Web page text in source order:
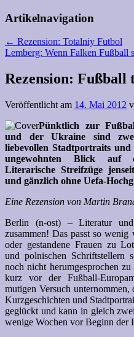
Artikelnavigation
← Rezension: Totalniy Futbol
Lemberg: Wenn Falken Fußball
Rezension: Fußball
Veröffentlicht am 14. Mai 2012
Pünktlich zur
und der Ukraine sind
liebevollen Stadtportraits
ungewohnten Blick auf
Literarische Streifzüge
und gänzlich ohne Uefa-
Eine Rezension von Martin
Berlin (n-ost) – Literatur
zusammen! Das passt so
oder gestandene Frauen zu
und polnischen Schriftstellern
noch nicht herumgesprochen
kurz vor der Fußball-
mutigen Versuch
Kurzgeschichten und
geglückt und kann in gleich
wenige Wochen vor Beginn der